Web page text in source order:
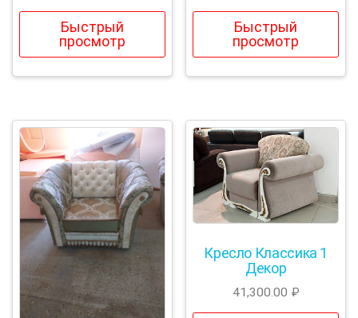
Быстрый
просмотр
Быстрый
просмотр
Кресло Классика 1
Декор
41,300.00 ₽